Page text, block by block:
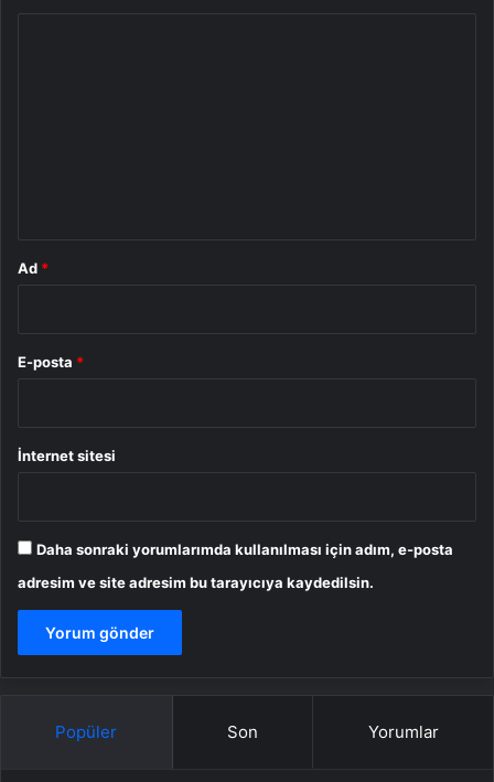
Ad *
E-posta *
İnternet sitesi
Daha sonraki yorumlarımda kullanılması için adım, e-posta
adresim ve site adresim bu tarayıcıya kaydedilsin.
Popüler Son Yorumlar